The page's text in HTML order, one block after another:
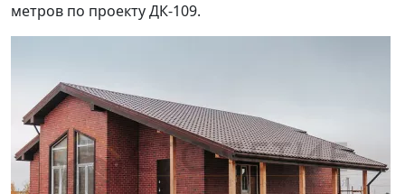
метров по проекту ДК-109.